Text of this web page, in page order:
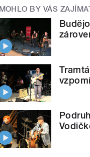
MOHLO BY VÁS